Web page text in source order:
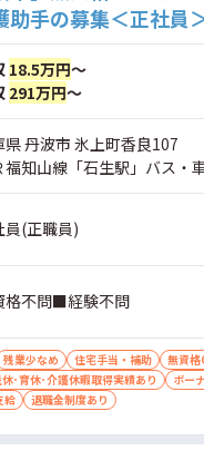
手の募集＜正社員
18.5万円～
291万円～
県 丹波市 氷上町香良107
福知山線「石生駅」バス・
員(正職員)
不問■経験不問
残業少なめ 住宅手当・補助 無資格
･育休･介護休暇取得実績あり
ボー
給 退職金制度あり